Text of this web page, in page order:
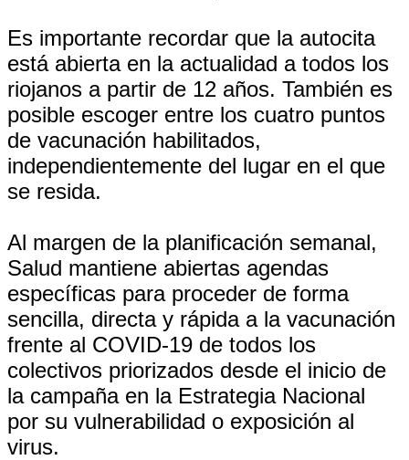
Es importante recordar que la autocita
está abierta en la actualidad a todos los
riojanos a partir de 12 años. También es
posible escoger entre los cuatro puntos
de vacunación habilitados,
independientemente del lugar en el que
se resida.
Al margen de la planificación semanal,
Salud mantiene abiertas agendas
específicas para proceder de forma
sencilla, directa y rápida a la vacunación
frente al COVID-19 de todos los
colectivos priorizados desde el inicio de
la campaña en la Estrategia Nacional
por su vulnerabilidad o exposición al
virus.